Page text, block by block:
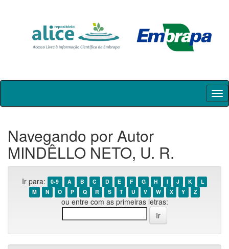
Skip
Navegando por Autor
MINDÊLLO NETO, U. R.
Ir para: 0-9 A B C D E F G H I J K
L
M
N O P Q R S T U V W X Y Z
ou entre com as primeiras letras: